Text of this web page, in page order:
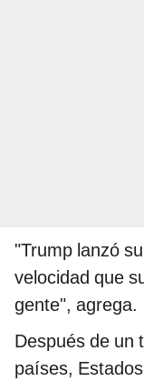
"Trump lanzó
velocidad que
gente", agrega.
Después de un
países,